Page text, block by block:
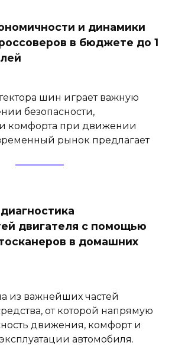
и динамики
в бюджете до 1
шин играет важную
безопасности,
комфорта при движении
рынок предлагает
двигателя с помощью
в домашних
из важнейших частей
от которой напрямую
движения, комфорт и
автомобиля.